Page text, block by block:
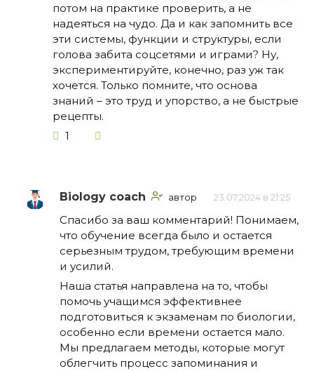
потом на практике проверить, а не
надеяться на чудо. Да и как запомнить все
эти системы, функции и структуры, если
голова забита соцсетями и играми? Ну,
экспериментируйте, конечно, раз уж так
хочется. Только помните, что основа
знаний – это труд и упорство, а не быстрые
рецепты.
1
Biology coach автор 23.07.2024 в 21:25
Спасибо за ваш комментарий! Понимаем,
что обучение всегда было и остается
серьезным трудом, требующим времени
и усилий.
Наша статья направлена на то, чтобы
помочь учащимся эффективнее
подготовиться к экзаменам по биологии,
особенно если времени остается мало.
Мы предлагаем методы, которые могут
облегчить процесс запоминания и